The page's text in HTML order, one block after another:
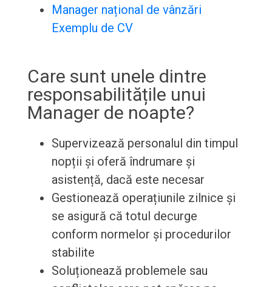
Manager național de vânzări
Exemplu de CV
Care sunt unele dintre
responsabilitățile unui
Manager de noapte?
Supervizează personalul din timpul
nopții și oferă îndrumare și
asistență, dacă este necesar
Gestionează operațiunile zilnice și
se asigură că totul decurge
conform normelor și procedurilor
stabilite
Soluționează problemele sau